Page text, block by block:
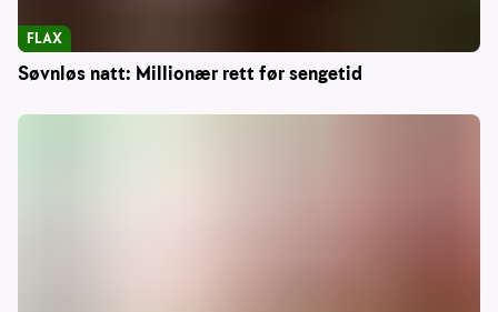
Søvnløs natt: Millionær rett før sengetid
FLAX